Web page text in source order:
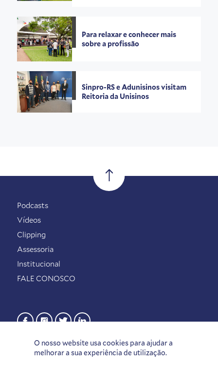
Para relaxar e conhecer mais
sobre a profissão
Sinpro-RS e Adunisinos visitam
Reitoria da Unisinos
O nosso website usa cookies para ajudar a
melhorar a sua experiência de utilização.
Podcasts
Vídeos
Clipping
Assessoria
Institucional
FALE CONOSCO